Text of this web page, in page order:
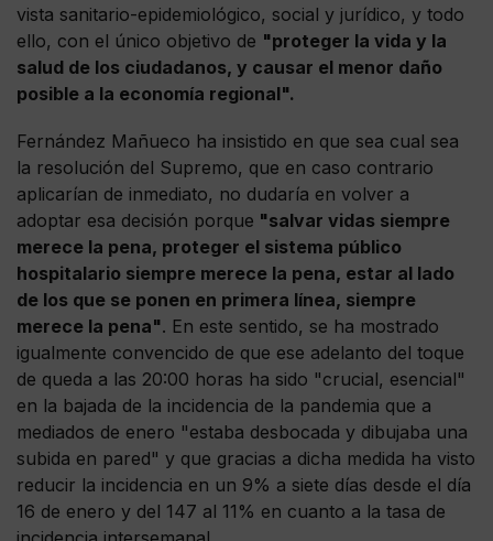
vista sanitario-epidemiológico, social y jurídico, y todo
ello, con el único objetivo de "proteger la vida y la
salud de los ciudadanos, y causar el menor daño
posible a la economía regional".
Fernández Mañueco ha insistido en que sea cual sea
la resolución del Supremo, que en caso contrario
aplicarían de inmediato, no dudaría en volver a
adoptar esa decisión porque "salvar vidas siempre
merece la pena, proteger el sistema público
hospitalario siempre merece la pena, estar al lado
de los que se ponen en primera línea, siempre
merece la pena". En este sentido, se ha mostrado
igualmente convencido de que ese adelanto del toque
de queda a las 20:00 horas ha sido "crucial, esencial"
en la bajada de la incidencia de la pandemia que a
mediados de enero "estaba desbocada y dibujaba una
subida en pared" y que gracias a dicha medida ha visto
reducir la incidencia en un 9% a siete días desde el día
16 de enero y del 147 al 11% en cuanto a la tasa de